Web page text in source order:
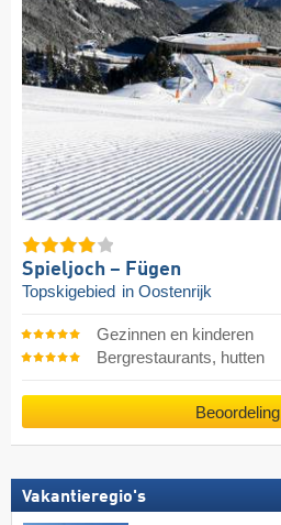
Spieljoch – Fügen
Topskigebied in Oostenrijk
Gezinnen en kinderen
Bergrestaurants, hutten
Beoordeling
Vakantieregio's